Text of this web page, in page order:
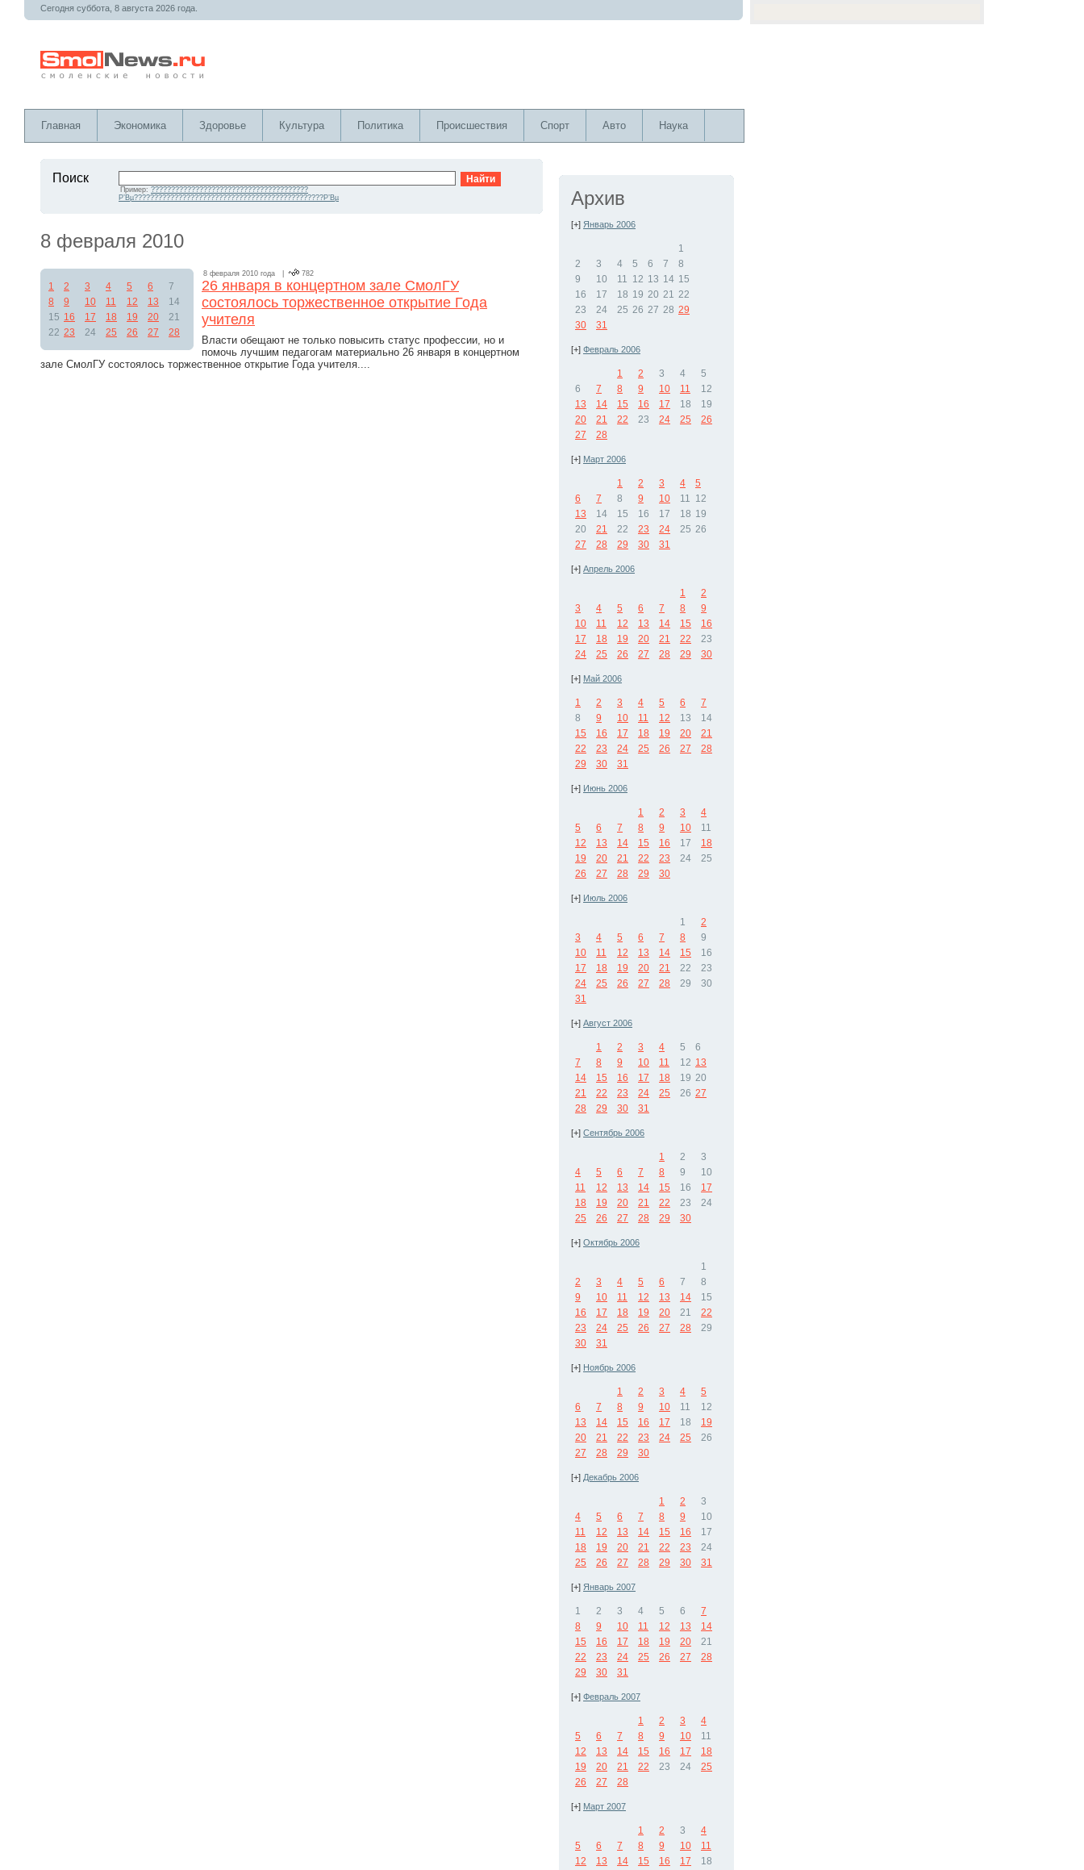
Сегодня суббота, 8 августа 2026 года.
Главная Экономика Здоровье Культура Политика Происшествия Спорт Авто Наука
Поиск
Пример: ???????????????????????????????????????
Р’Вµ???????????????????????????????????????????????Р’Вµ
8 февраля 2010
1 2 3 4 5 6
7
8
9 10 11 12 13
14
15 16 17 18 19 20
21
22 23 24 25 26 27 28
8 февраля 2010 года | 782
26 января в концертном зале СмолГУ
состоялось торжественное открытие Года
учителя
Власти обещают не только повысить статус профессии, но и
помочь лучшим педагогам материально 26 января в концертном
зале СмолГУ состоялось торжественное открытие Года учителя....
Архив
[+] Январь 2006
1
2
3 4 5 6 7
8
9
10 11 12 13 14 15
16
17 18 19 20 21 22
23
24 25 26 27 28 29
30
31
[+] Февраль 2006
1 2 3 4
5
6
7 8 9 10 11
12
13
14 15 16 17 18
19
20
21 22 23 24 25
26
27
28
[+] Март 2006
1 2 3 4
5
6
7 8 9 10 11 12
13
14 15 16 17 18 19
20
21 22 23 24 25 26
27
28 29 30 31
[+] Апрель 2006
1
2
3
4 5 6 7 8
9
10
11 12 13 14 15
16
17
18 19 20 21 22
23
24
25 26 27 28 29 30
[+] Май 2006
1 2 3 4 5 6
7
8
9 10 11 12 13
14
15
16 17 18 19 20
21
22
23 24 25 26 27
28
29
30 31
[+] Июнь 2006
1 2 3
4
5
6 7 8 9 10
11
12
13 14 15 16 17
18
19
20 21 22 23 24
25
26
27 28 29 30
[+] Июль 2006
1
2
3
4 5 6 7 8
9
10
11 12 13 14 15
16
17
18 19 20 21 22
23
24
25 26 27 28 29
30
31
[+] Август 2006
1 2 3 4 5
6
7
8 9 10 11 12 13
14
15 16 17 18 19 20
21
22 23 24 25 26 27
28
29 30 31
[+] Сентябрь 2006
1 2
3
4
5 6 7 8 9
10
11
12 13 14 15 16
17
18
19 20 21 22 23
24
25
26 27 28 29 30
[+] Октябрь 2006
1
2
3 4 5 6 7
8
9
10 11 12 13 14
15
16
17 18 19 20 21
22
23
24 25 26 27 28
29
30
31
[+] Ноябрь 2006
1 2 3 4
5
6
7 8 9 10 11
12
13
14 15 16 17 18
19
20
21 22 23 24 25
26
27
28 29 30
[+] Декабрь 2006
1 2
3
4
5 6 7 8 9
10
11
12 13 14 15 16
17
18
19 20 21 22 23
24
25
26 27 28 29 30 31
[+] Январь 2007
1 2 3 4 5 6
7
8
9 10 11 12 13
14
15
16 17 18 19 20
21
22
23 24 25 26 27
28
29
30 31
[+] Февраль 2007
1 2 3
4
5
6 7 8 9 10
11
12
13 14 15 16 17
18
19
20 21 22 23 24
25
26
27 28
[+] Март 2007
1 2 3
4
5
6 7 8 9 10
11
12
13 14 15 16 17
18